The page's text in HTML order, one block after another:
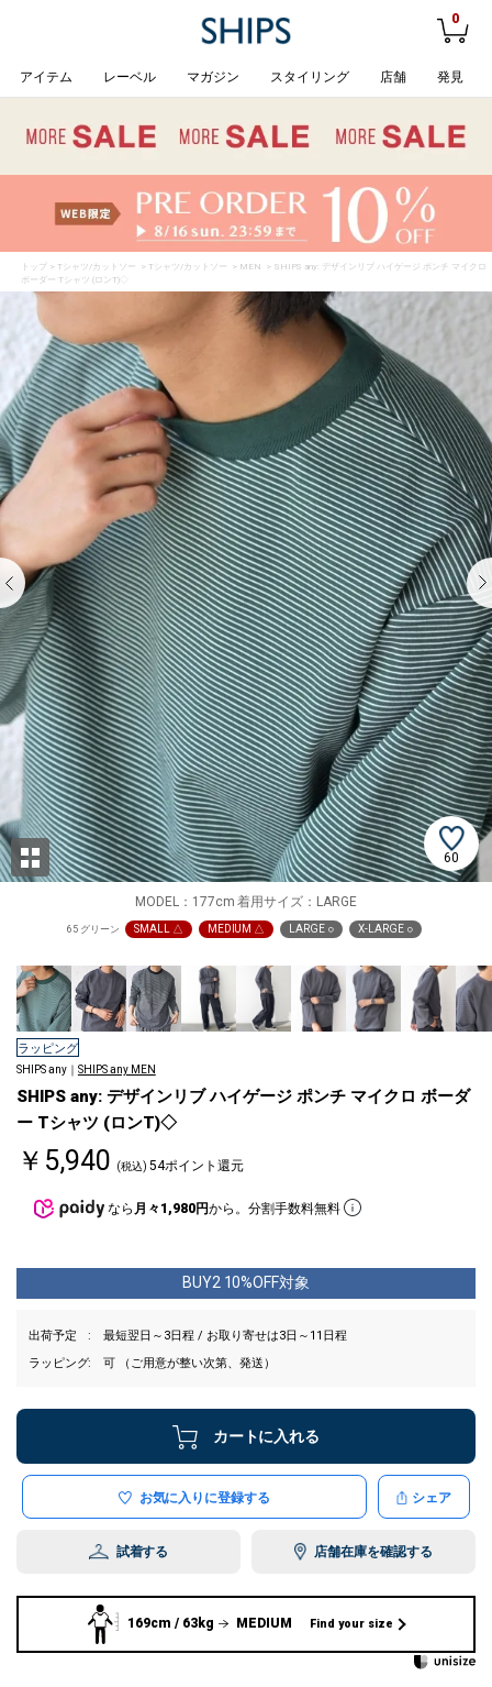
0
アイテム レーベル マガジン スタイリング 店舗 発見
トップ > Tシャツ/カットソー > Tシャツ/カットソー > MEN > SHIPS any: デザインリブ ハイゲージ ポンチ マイクロ
ボーダー Tシャツ (ロンT)◇
60
MODEL：177cm 着用サイズ：LARGE
65 グリーン SMALL △ MEDIUM △ LARGE ○ X-LARGE ○
ラッピング
SHIPS any｜ SHIPS any MEN
SHIPS any: デザインリブ ハイゲージ ポンチ マイクロ ボーダ
ー Tシャツ (ロンT)◇
￥5,940 (税込) 54ポイント還元
なら 月々1,980円から。分割手数料無料
BUY2 10%OFF対象
出荷予定
最短翌日～3日程 / お取り寄せは3日～11日程
ラッピング
可 （ご用意が整い次第、発送）
カートに入れる
お気に入りに登録する シェア
試着する 店舗在庫を確認する
169cm / 63kg MEDIUM Find your size